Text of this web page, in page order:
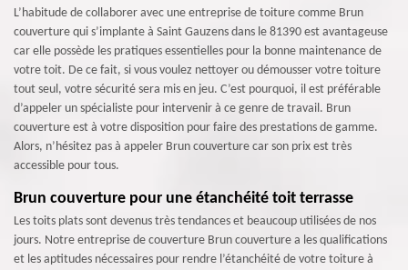
L’habitude de collaborer avec une entreprise de toiture comme Brun
couverture qui s’implante à Saint Gauzens dans le 81390 est avantageuse
car elle possède les pratiques essentielles pour la bonne maintenance de
votre toit. De ce fait, si vous voulez nettoyer ou démousser votre toiture
tout seul, votre sécurité sera mis en jeu. C’est pourquoi, il est préférable
d’appeler un spécialiste pour intervenir à ce genre de travail. Brun
couverture est à votre disposition pour faire des prestations de gamme.
Alors, n’hésitez pas à appeler Brun couverture car son prix est très
accessible pour tous.
Brun couverture pour une étanchéité toit terrasse
Les toits plats sont devenus très tendances et beaucoup utilisées de nos
jours. Notre entreprise de couverture Brun couverture a les qualifications
et les aptitudes nécessaires pour rendre l’étanchéité de votre toiture à